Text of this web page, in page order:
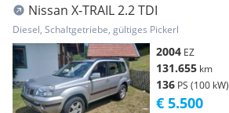
Nissan X-TRAIL 2.2 TDI
Diesel, Schaltgetriebe, gültiges Pickerl
2004 EZ
131.655 km
136 PS (100 kW)
€ 5.500